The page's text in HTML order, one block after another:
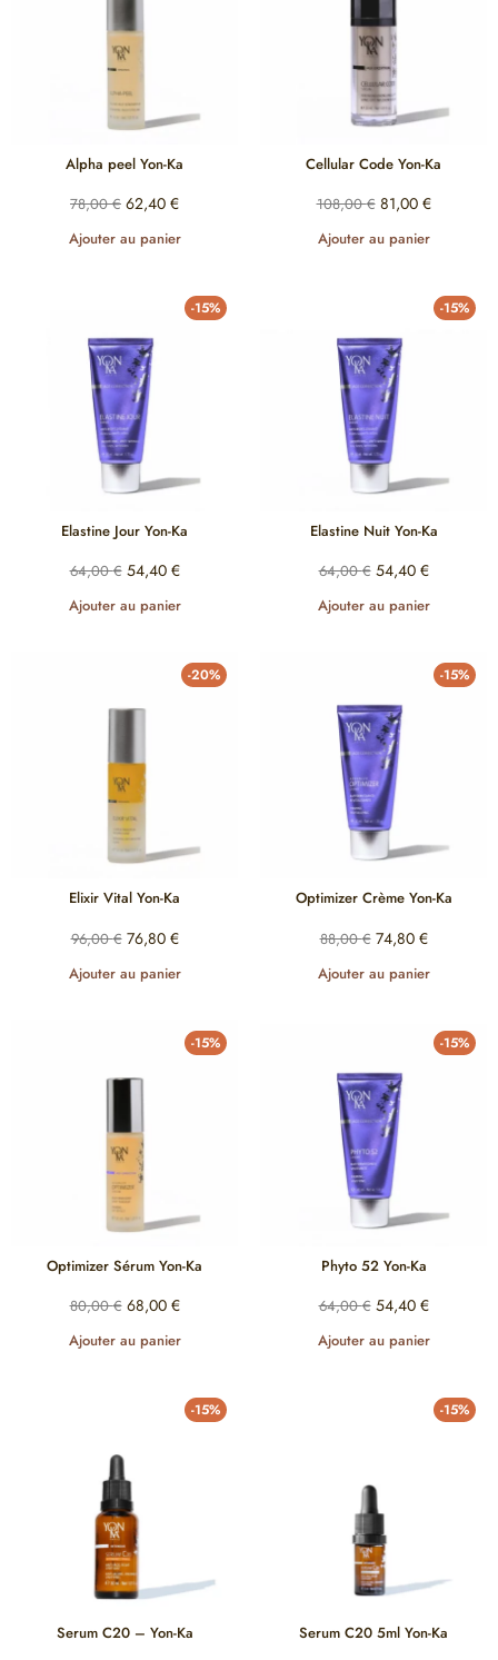
Alpha peel Yon-Ka
78,00€ 62,40 €
Ajouter au panier
Cellular Code Yon-Ka
108,00€ 81,00 €
Ajouter au panier
-15%
Elastine Jour Yon-Ka
64,00€ 54,40 €
Ajouter au panier
-15%
Elastine Nuit Yon-Ka
64,00€ 54,40 €
Ajouter au panier
-20%
Elixir Vital Yon-Ka
96,00€ 76,80 €
Ajouter au panier
-15%
Optimizer Crème Yon-Ka
88,00€ 74,80 €
Ajouter au panier
-15%
Optimizer Sérum Yon-Ka
80,00€ 68,00 €
Ajouter au panier
-15%
Phyto 52 Yon-Ka
64,00€ 54,40 €
Ajouter au panier
-15%
Serum C20 – Yon-Ka
-15%
Serum C20 5ml Yon-Ka